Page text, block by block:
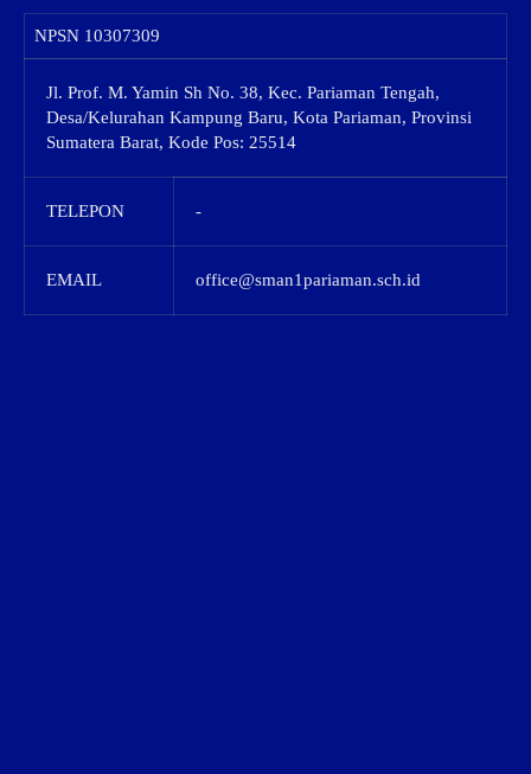
NPSN 10307309
Jl. Prof. M. Yamin Sh No. 38, Kec. Pariaman Tengah,
Desa/Kelurahan Kampung Baru, Kota Pariaman, Provinsi
Sumatera Barat, Kode Pos: 25514
TELEPON -
EMAIL office@sman1pariaman.sch.id